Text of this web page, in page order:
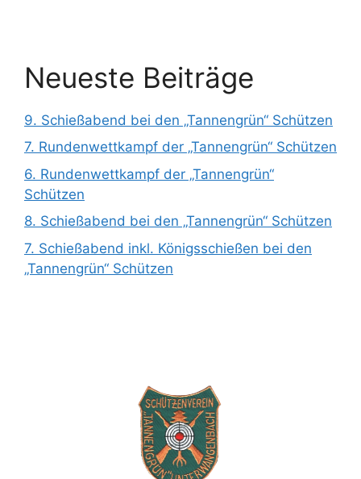
Neueste Beiträge
9. Schießabend bei den „Tannengrün“ Schützen
7. Rundenwettkampf der „Tannengrün“ Schützen
6. Rundenwettkampf der „Tannengrün“
Schützen
8. Schießabend bei den „Tannengrün“ Schützen
7. Schießabend inkl. Königsschießen bei den
„Tannengrün“ Schützen